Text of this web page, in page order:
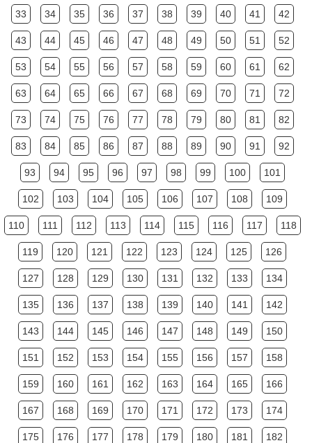
33 34 35 36 37 38 39 40 41 42
43 44 45 46 47 48 49 50 51 52
53 54 55 56 57 58 59 60 61 62
63 64 65 66 67 68 69 70 71 72
73 74 75 76 77 78 79 80 81 82
83 84 85 86 87 88 89 90 91 92
93 94 95 96 97 98 99 100 101
102 103 104 105 106 107 108 109
110 111 112 113 114 115 116 117 118
119 120 121 122 123 124 125 126
127 128 129 130 131 132 133 134
135 136 137 138 139 140 141 142
143 144 145 146 147 148 149 150
151 152 153 154 155 156 157 158
159 160 161 162 163 164 165 166
167 168 169 170 171 172 173 174
175 176 177 178 179 180 181 182